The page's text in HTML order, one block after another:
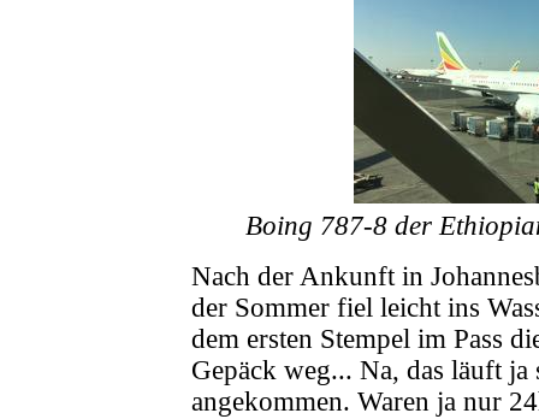
Boing 787-8 der
Nach der Ankunft in
der Sommer fiel leicht ins
dem ersten Stempel im Pass
Gepäck weg... Na, das läuft
angekommen. Waren ja nur